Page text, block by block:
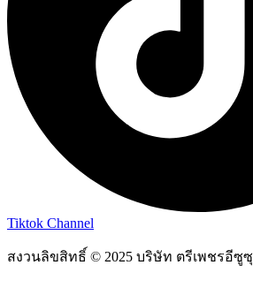
Tiktok Channel
สงวนลิขสิทธิ์ © 2025 บริษัท ตรีเพชรอีซู